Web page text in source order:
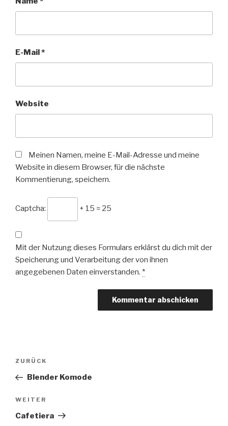
E-Mail*
Website
Meinen Namen, meine E-Mail-Adresse und meine
Website in diesem Browser, für die nächste
Kommentierung, speichern.
Captcha: + 15 = 25
Mit der Nutzung dieses Formulars erklärst du dich mit der
Speicherung und Verarbeitung der von ihnen
angegebenen Daten einverstanden. *
Beitrags-
Vorheriger
Beitrag
ZURÜCK
Blender Komode
Nächster
Beitrag
WEITER
Cafetiera